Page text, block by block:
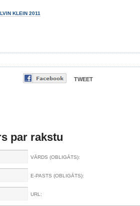
KLEIN 2011
TWEET
par rakstu
VĀRDS (OBLIGĀTS):
E-PASTS (OBLIGĀTS):
URL: